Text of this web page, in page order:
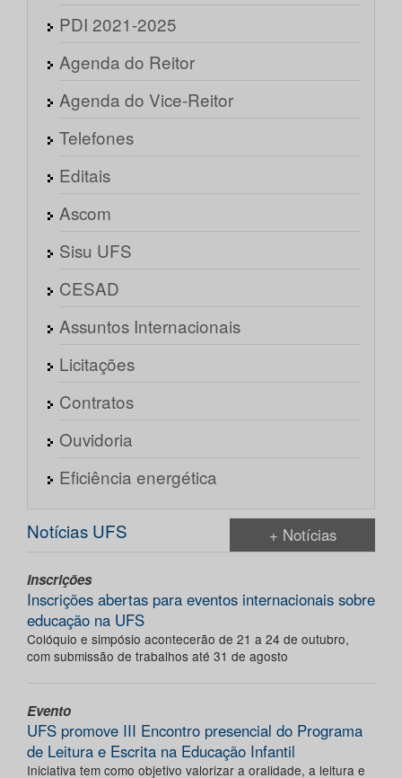
PDI 2021-2025
Agenda do Reitor
Agenda do Vice-Reitor
Telefones
Editais
Ascom
Sisu UFS
CESAD
Assuntos Internacionais
Licitações
Contratos
Ouvidoria
Eficiência energética
Notícias UFS + Notícias
Inscrições
Inscrições abertas para eventos internacionais sobre
educação na UFS
Colóquio e simpósio acontecerão de 21 a 24 de outubro,
com submissão de trabalhos até 31 de agosto
Evento
UFS promove III Encontro presencial do Programa
de Leitura e Escrita na Educação Infantil
Iniciativa tem como objetivo valorizar a oralidade, a leitura e